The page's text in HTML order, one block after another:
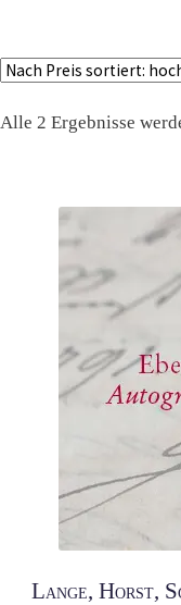
Alle 2 Ergebnisse
Lange, Horst,